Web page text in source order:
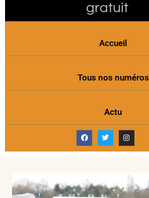
gratuit
Accueil
Tous nos numéros
Actu